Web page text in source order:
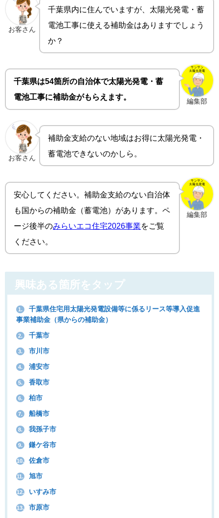
お客さん
千葉県内に住んでいますが、太陽光発電・蓄
電池工事に使える補助金はありますでしょう
か？
編集部
千葉県は54箇所の自治体で太陽光発電・蓄
電池工事に補助金がもらえます。
お客さん
補助金支給のない地域はお得に太陽光発電・
蓄電池できないのかしら。
編集部
安心してください。補助金支給のない自治体
も国からの補助金（蓄電池）があります。ペ
ージ後半のみらいエコ住宅2026事業をご覧
ください。
興味ある箇所をタップ
1.
千葉県住宅用太陽光発電設備等に係るリース等導入促進
事業補助金（県からの補助金）
2. 千葉市
3. 市川市
4. 浦安市
5. 香取市
6. 柏市
7. 船橋市
8. 我孫子市
9. 鎌ケ谷市
10. 佐倉市
11. 旭市
12. いすみ市
13. 市原市